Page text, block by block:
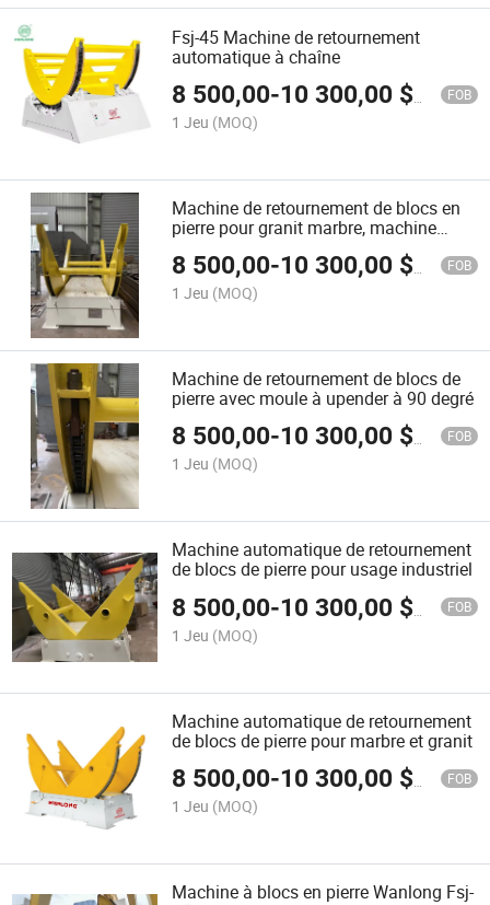
Fsj-45 Machine de retournement
automatique à chaîne
8 500,00-10 300,00 $US FOB
1 Jeu (MOQ)
Machine de retournement de blocs en
pierre pour granit marbre, machine
inclinable, chargeur de blocs à transfert
90 degré
8 500,00-10 300,00 $US FOB
1 Jeu (MOQ)
Machine de retournement de blocs de
pierre avec moule à upender à 90 degré
8 500,00-10 300,00 $US FOB
1 Jeu (MOQ)
Machine automatique de retournement
de blocs de pierre pour usage industriel
8 500,00-10 300,00 $US FOB
1 Jeu (MOQ)
Machine automatique de retournement
de blocs de pierre pour marbre et granit
8 500,00-10 300,00 $US FOB
1 Jeu (MOQ)
Machine à blocs en pierre Wanlong Fsj-